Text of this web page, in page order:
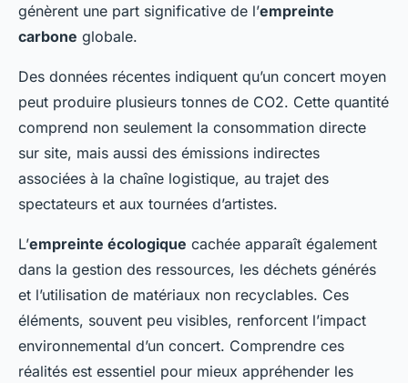
génèrent une part significative de l’empreinte
carbone globale.
Des données récentes indiquent qu’un concert moyen
peut produire plusieurs tonnes de CO2. Cette quantité
comprend non seulement la consommation directe
sur site, mais aussi des émissions indirectes
associées à la chaîne logistique, au trajet des
spectateurs et aux tournées d’artistes.
L’empreinte écologique cachée apparaît également
dans la gestion des ressources, les déchets générés
et l’utilisation de matériaux non recyclables. Ces
éléments, souvent peu visibles, renforcent l’impact
environnemental d’un concert. Comprendre ces
réalités est essentiel pour mieux appréhender les